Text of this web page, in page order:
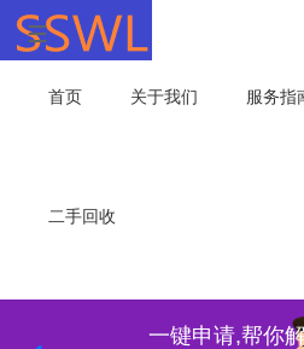
首页 关于我们 服务指
二手回收
一键申请,帮你